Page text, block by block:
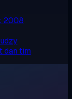
2008
dan tim